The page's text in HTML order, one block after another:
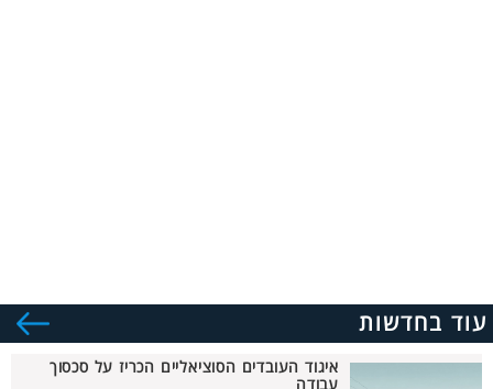
עוד בחדשות
איגוד העובדים הסוציאליים הכריז על סכסוך
עבודה